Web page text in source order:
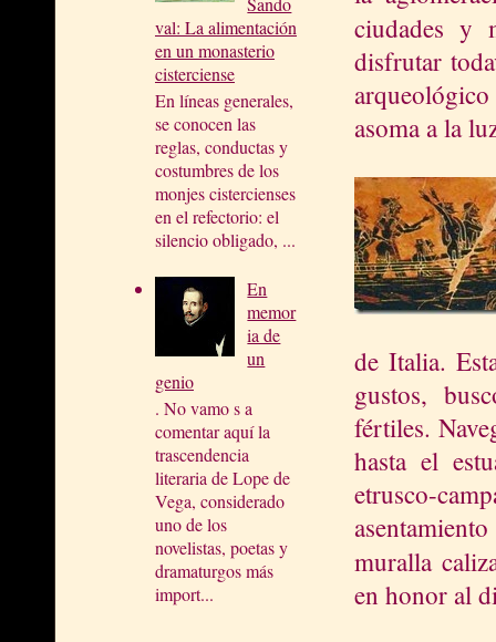
val: La alimentación
en un monasterio
cisterciense
En líneas generales,
se conocen las
reglas, conductas y
costumbres de los
monjes cistercienses
en el refectorio: el
silencio obligado, ...
En
memor
ia de
un
genio
. No vamo s a
comentar aquí la
trascendencia
literaria de Lope de
Vega, considerado
uno de los
novelistas, poetas y
dramaturgos más
import...
ciudades y
disfrutar
asoma a la
de Italia.
gustos,
fértiles.
hasta el
etrusco-
muralla
en honor al